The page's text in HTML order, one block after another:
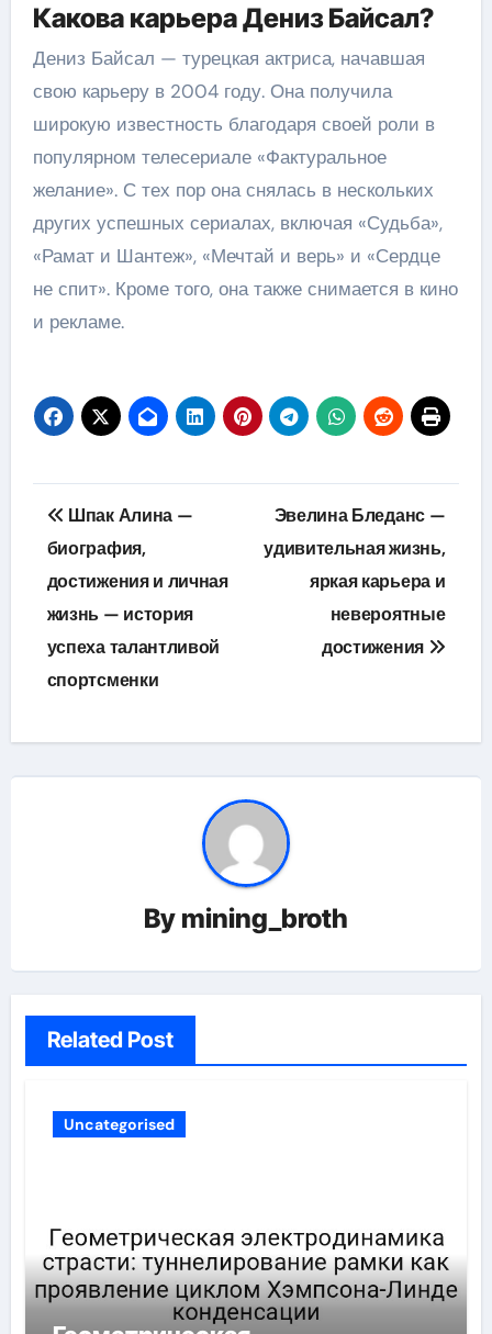
Какова карьера Дениз Байсал?
Дениз Байсал — турецкая актриса, начавшая
свою карьеру в 2004 году. Она получила
широкую известность благодаря своей роли в
популярном телесериале «Фактуральное
желание». С тех пор она снялась в нескольких
других успешных сериалах, включая «Судьба»,
«Рамат и Шантеж», «Мечтай и верь» и «Сердце
не спит». Кроме того, она также снимается в кино
и рекламе.
Навигация
по
записям
Шпак Алина —
биография,
достижения и личная
жизнь — история
успеха талантливой
спортсменки
Эвелина Бледанс —
удивительная жизнь,
яркая карьера и
невероятные
достижения
By mining_broth
Related Post
Uncategorised